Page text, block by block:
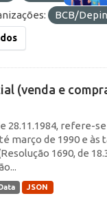
BCB/Depin
(venda e
28.11.1984, refere-
março de 1990 e às
1690, de
JSON